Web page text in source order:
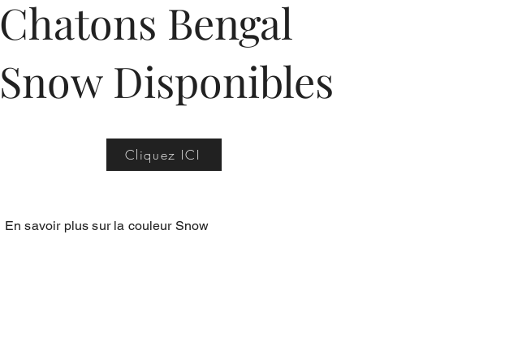
Chatons Bengal
Snow Disponibles
Cliquez ICI
En savoir plus sur la couleur Snow